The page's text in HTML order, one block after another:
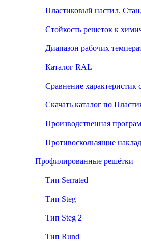
Пластиковый настил.
Стойкость решеток к
Диапазон рабочих
Каталог RAL
Сравнение характеристик
Скачать каталог по
Производственная
Противоскользящие
Профилированные решётки
Тип Serrated
Тип Steg
Тип Steg 2
Тип Rund